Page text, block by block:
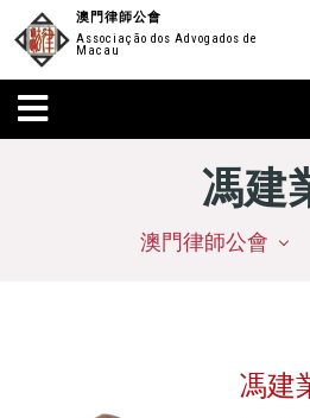
澳門律師公會
Associação dos Advogados de
Macau
馮建
澳門律師公會
馮建